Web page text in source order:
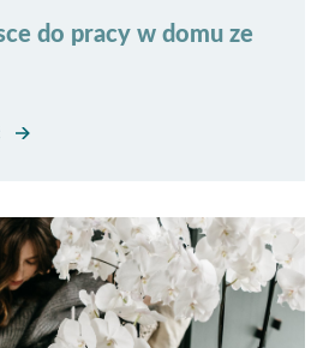
do pracy w domu ze